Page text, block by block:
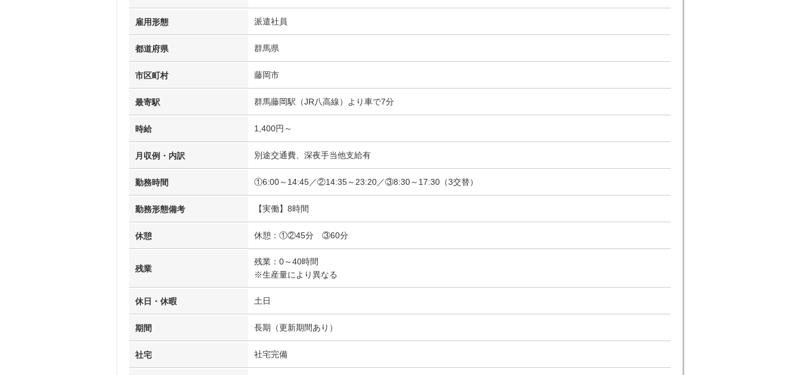
雇用形態 派遣社員
都道府県 群馬県
市区町村 藤岡市
最寄駅 群馬藤岡駅（JR八高線）より車で7分
時給 1,400円～
月収例・内訳 別途交通費、深夜手当他支給有
勤務時間 ①6:00～14:45／②14:35～23:20／③8:30～17:30（3交替）
勤務形態備考 【実働】8時間
休憩 休憩：①②45分 ③60分
残業
残業：0～40時間
※生産量により異なる
休日・休暇 土日
期間 長期（更新期間あり）
社宅 社宅完備